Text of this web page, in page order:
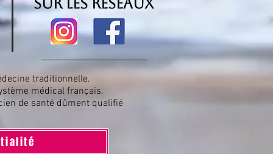
sur les réseaux
traditionnelle.
médical français.
de santé dûment qualifié